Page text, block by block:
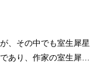
、その中でも室生犀星
あり、作家の室生犀…